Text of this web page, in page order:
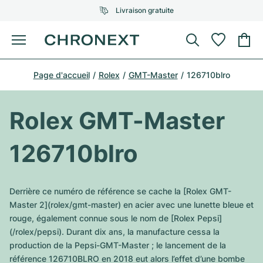
Livraison gratuite
Menu
Acheter une montre
UNE SÉLECTION D'EXCEPTION
Modèles les plus vendus
Air-King
Omega
Tous les modèles Omega
Modèles les plus vendus
Patek Philippe
Tous les modèles Patek Philippe
Modèles les plus vendus
Tous les modèles Audemars Piguet
Cartier
Breitling
Montres d'occasion
Vendre une montre
UNE SÉLECTION D'EXCEPTION
Tiffany
Louis Vuitton
Van Cleef & Arpels
Bvlgari
Nouveautés
Sale
Page d'accueil Rolex GMT-Master 126710blro
Rolex GMT-Master
126710blro
Derrière ce numéro de référence se cache la [Rolex GMT-
Master 2](rolex/gmt-master) en acier avec une lunette bleue et
rouge, également connue sous le nom de [Rolex Pepsi]
(/rolex/pepsi). Durant dix ans, la manufacture cessa la
production de la Pepsi-GMT-Master ; le lancement de la
référence 126710BLRO en 2018 eut alors l’effet d’une bombe